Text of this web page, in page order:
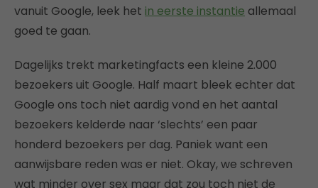
vanuit Google, leek het in eerste instantie allemaal
goed te gaan.
Dagelijks trekt marketingfacts een kleine 2.000
bezoekers uit Google. Half maart bleek echter dat
Google ons toch niet aardig vond en het aantal
bezoekers kelderde naar ‘slechts’ een paar
honderd bezoekers per dag. Paniek want een
aanwijsbare reden was er niet. Okay, we schreven
wat minder over sex maar dat zou toch niet de